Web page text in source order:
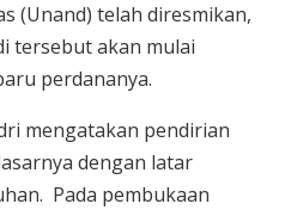
(Unand) telah diresmikan,
tersebut akan mulai
perdananya.
mengatakan pendirian
dengan latar
Pada pembukaan